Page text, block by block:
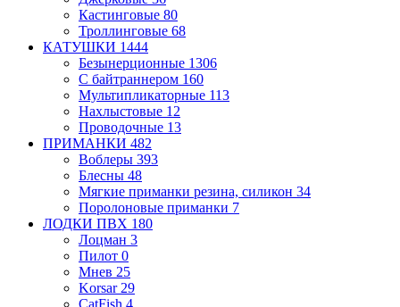
Кастинговые 80
Троллинговые 68
КАТУШКИ 1444
Безынерционные 1306
С байтраннером 160
Мультипликаторные 113
Нахлыстовые 12
Проводочные 13
ПРИМАНКИ 482
Воблеры 393
Блесны 48
Мягкие приманки резина, силикон 34
Поролоновые приманки 7
ЛОДКИ ПВХ 180
Лоцман 3
Пилот 0
Мнев 25
Korsar 29